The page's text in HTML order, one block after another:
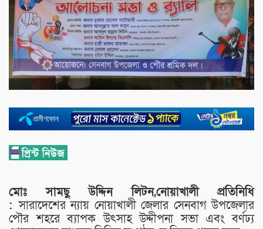
মোঃ সামছু উদ্দিন লিটন,নোয়াখালী প্রতিনিধি
:সারাদেশের ন্যায় নোয়াখালী জেলার সেনবাগ উপজেলার
পৌর শহরে ব্যাপক উৎসাহ উদ্দীপনা সভা এবং বর্ণঢ্য